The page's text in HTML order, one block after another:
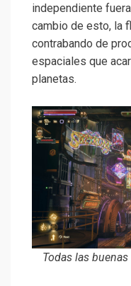
independiente
cambio de esto, la
contrabando de
espaciales que
planetas.
Todas las